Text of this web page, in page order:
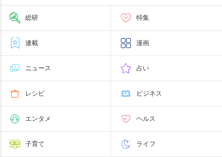
総研 特集
連載 漫画
ニュース 占い
レシピ ビジネス
エンタメ ヘルス
子育て ライフ